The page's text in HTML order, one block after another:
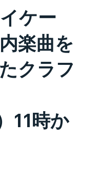
ケー
楽曲を
クラフ
11時か